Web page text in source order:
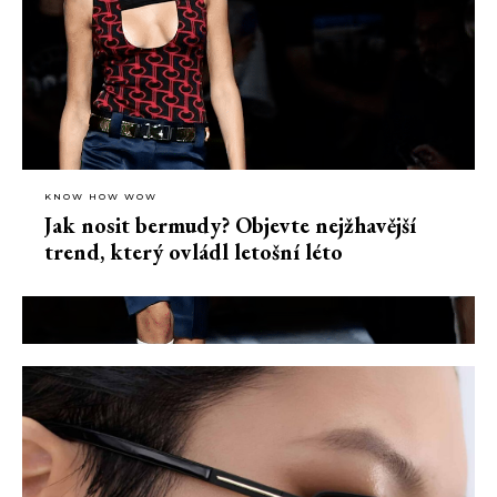
KNOW HOW WOW
Jak nosit bermudy? Objevte nejžhavější
trend, který ovládl letošní léto